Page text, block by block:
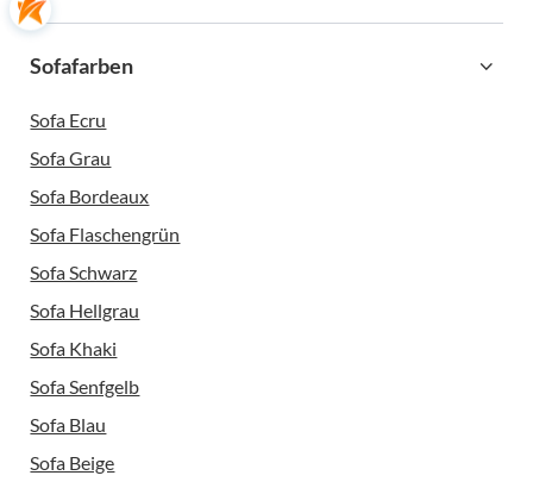
Sofafarben
Sofa Ecru
Sofa Grau
Sofa Bordeaux
Sofa Flaschengrün
Sofa Schwarz
Sofa Hellgrau
Sofa Khaki
Sofa Senfgelb
Sofa Blau
Sofa Beige